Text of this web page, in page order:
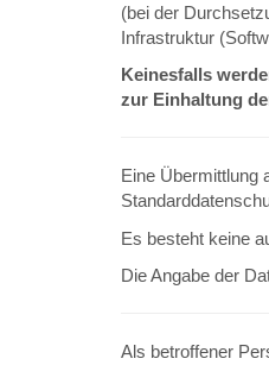
(bei der
Infrastruktur
Keinesfalls
zur Einhaltung
Eine Übermittlung
Es besteht keine
Die Angabe der
Als betroffener